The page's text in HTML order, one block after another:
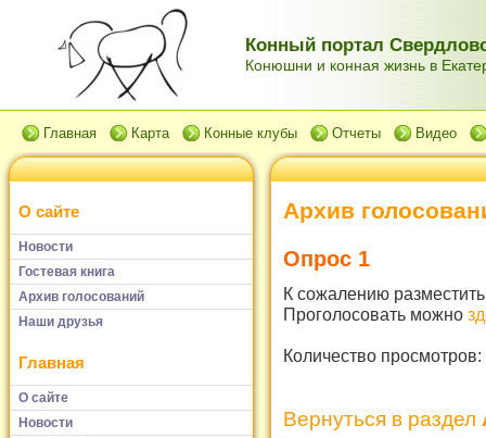
Конный портал
Конюшни и конная жизнь в
Главная Карта Конные клубы Отчеты Видео
О сайте
Новости
Гостевая книга
Архив голосований
Наши друзья
Главная
О сайте
Новости
Архив
Опрос 1
К сожалению
Проголосовать можно
Количество просмотров:
Вернуться в раздел